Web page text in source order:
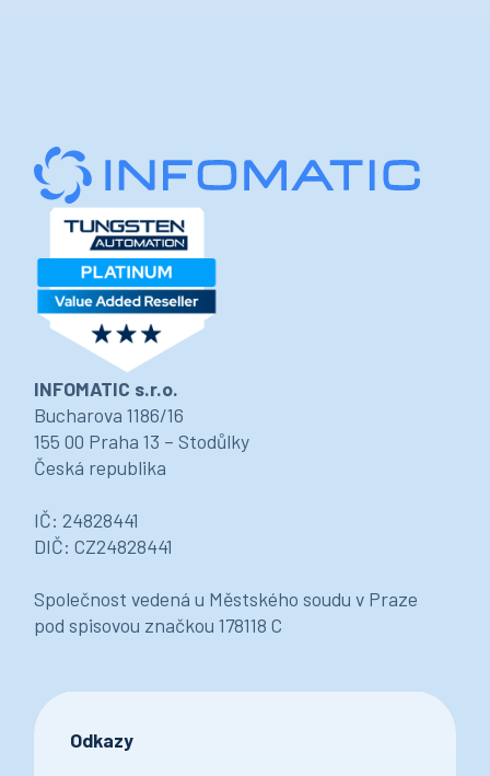
INFOMATIC s.r.o.
Bucharova 1186/16
155 00 Praha 13 – Stodůlky
Česká republika
IČ: 24828441
DIČ: CZ24828441
Společnost vedená u Městského soudu v Praze
pod spisovou značkou 178118 C
Odkazy